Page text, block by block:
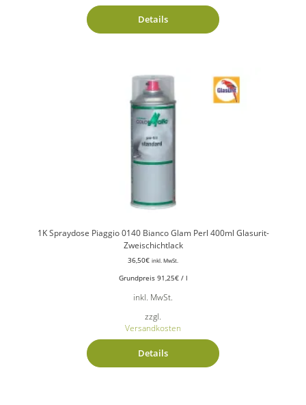
Details
1K Spraydose Piaggio 0140 Bianco Glam Perl 400ml Glasurit-
Zweischichtlack
36,50€ inkl. MwSt.
Grundpreis 91,25€/ l
inkl. MwSt.
zzgl.
Versandkosten
Details